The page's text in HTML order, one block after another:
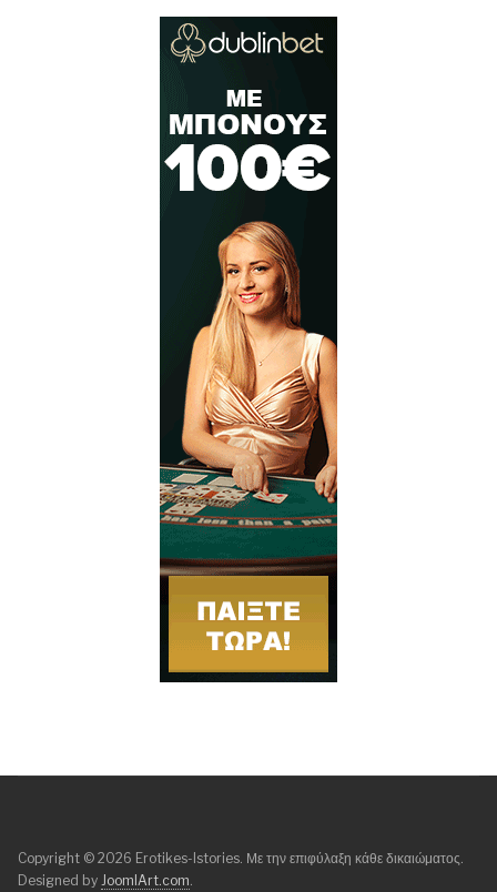
Copyright © 2026 Erotikes-Istories. Με την επιφύλαξη κάθε δικαιώματος.
Designed by JoomlArt.com